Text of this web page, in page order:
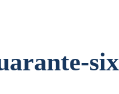
six